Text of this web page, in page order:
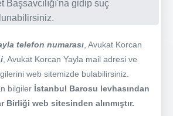
Başsavcılığı'na gidip suç
telefon numarası , Avukat Korcan
, Avukat Korcan Yayla mail adresi ve
web sitemizde bulabilirsiniz.
bilgiler İstanbul Barosu levhasından
Birliği web sitesinden alınmıştır.